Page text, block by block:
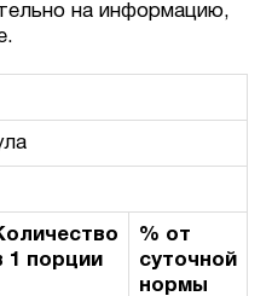
на информацию,
1 порции
% от
суточной
нормы